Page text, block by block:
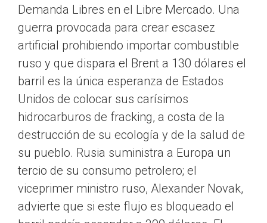
Demanda Libres en el Libre Mercado. Una
guerra provocada para crear escasez
artificial prohibiendo importar combustible
ruso y que dispara el Brent a 130 dólares el
barril es la única esperanza de Estados
Unidos de colocar sus carísimos
hidrocarburos de fracking, a costa de la
destrucción de su ecología y de la salud de
su pueblo. Rusia suministra a Europa un
tercio de su consumo petrolero; el
viceprimer ministro ruso, Alexander Novak,
advierte que si este flujo es bloqueado el